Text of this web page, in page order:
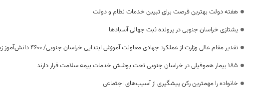
هفته دولت بهترین فرصت برای تبیین خدمات نظام و دولت
یشتازی خراسان جنوبی در پرونده ثبت جهانی آسبادها
تقدیر مقام عالی وزارت از عملکرد جهادی معاونت آموزش ابتدایی خراسان جنوبی/ ۴۶۰۰ دانش‌آموز زیر چتر «طرح حامی»
۱۸۵ بیمار هموفیلی در خراسان جنوبی تحت پوشش خدمات بیمه سلامت قرار دارند
خانواده را مهمترین رکن پیشگیری از آسیب‌های اجتماعی